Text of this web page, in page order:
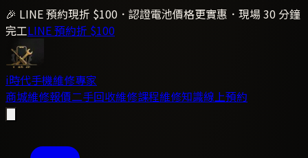
🎉 LINE 預約現折 $100．認證電池價格更實惠．現場 30 分鐘
完工LINE 預約折 $100
i時代手機維修專家
商城維修報價二手回收維修課程維修知識線上預約